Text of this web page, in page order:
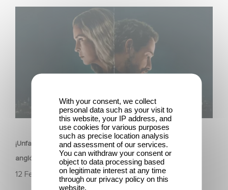
SERIES
¡Unfamiliar es N.º 1 en el Top 10 de Netflix de series no
anglófonas!
12 Febrero 2026
¡Unfamiliar es N.º 1 en el Top 10 de Netflix de series no
With your consent, we collect
personal data such as your visit to
this website, your IP address, and
use cookies for various purposes
such as precise location analysis
and assessment of our services.
You can withdraw your consent or
object to data processing based
on legitimate interest at any time
through our privacy policy on this
website.